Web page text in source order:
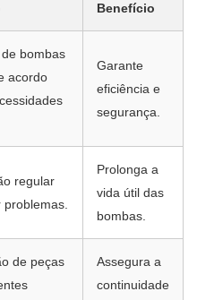
Benefício
bombas
acordo
Garante
eficiência e
segurança.
regular
problemas.
Prolonga a
vida útil das
bombas.
de peças
Assegura a
continuidade